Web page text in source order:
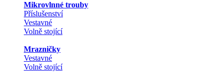
Mikrovlnné trouby
Příslušenství
Vestavné
Volně stojící
Mrazničky
Vestavné
Volně stojící